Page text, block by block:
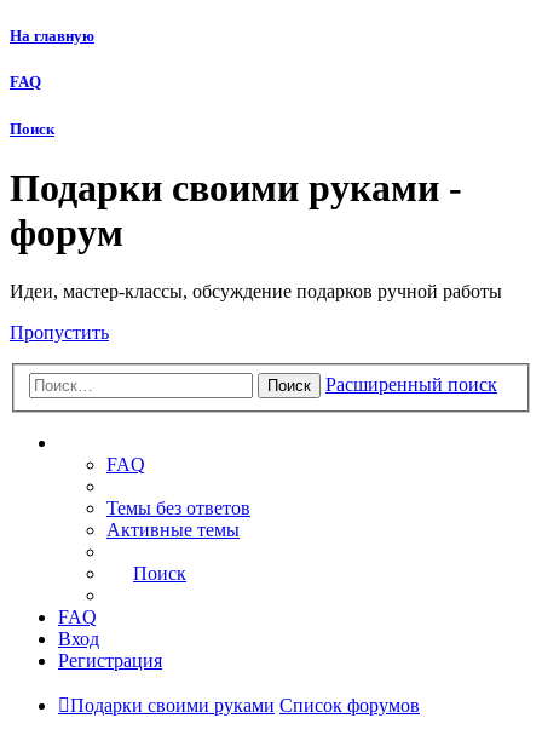
На главную
FAQ
Поиск
Подарки своими руками -
форум
Идеи, мастер-классы, обсуждение подарков ручной работы
Пропустить
Поиск Расширенный поиск
FAQ
Темы без ответов
Активные темы
Поиск
FAQ
Вход
Регистрация
Подарки своими руками Список форумов